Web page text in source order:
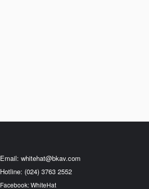
Email: whitehat@bkav.com
Hotline: (024) 3763 2552
Facebook: WhiteHat